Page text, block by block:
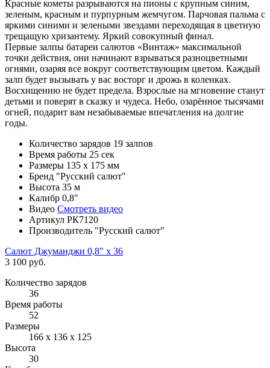
Красные кометы разрываются на пионы с крупным синим,
зеленым, красным и пурпурным жемчугом. Парчовая пальма с
яркими синими и зелеными звездами переходящая в цветную
трещащую хризантему. Яркий совокупный финал.
Первые залпы батареи салютов «Винтаж» максимальной
точки действия, они начинают взрываться разноцветными
огнями, озаряя все вокруг соответствующим цветом. Каждый
залп будет вызывать у вас восторг и дрожь в коленках.
Восхищению не будет предела. Взрослые на мгновение станут
детьми и поверят в сказку и чудеса. Небо, озарённое тысячами
огней, подарит вам незабываемые впечатления на долгие
годы.
Количество зарядов 19 залпов
Время работы 25 сек
Размеры 135 x 175 мм
Бренд "Русский салют"
Высота 35 м
Калибр 0,8"
Видео Смотреть видео
Артикул РК7120
Производитель "Русский салют"
Салют Джуманджи 0,8" х 36
3 100 руб.
Количество зарядов
36
Время работы
52
Размеры
166 х 136 х 125
Высота
30